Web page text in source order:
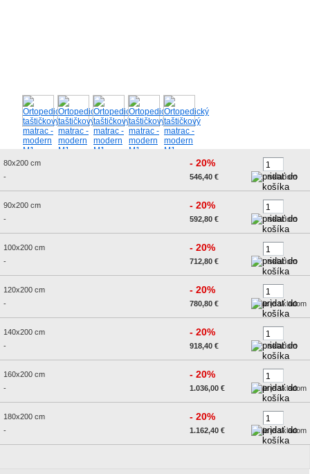
80x200 cm
-
- 20%
546,40 € skladom
90x200 cm
-
- 20%
592,80 € skladom
100x200 cm
-
- 20%
712,80 € skladom
120x200 cm
-
- 20%
780,80 € nie je skladom
140x200 cm
-
- 20%
918,40 € skladom
160x200 cm
-
- 20%
1.036,00 € nie je skladom
180x200 cm
-
- 20%
1.162,40 € nie je skladom